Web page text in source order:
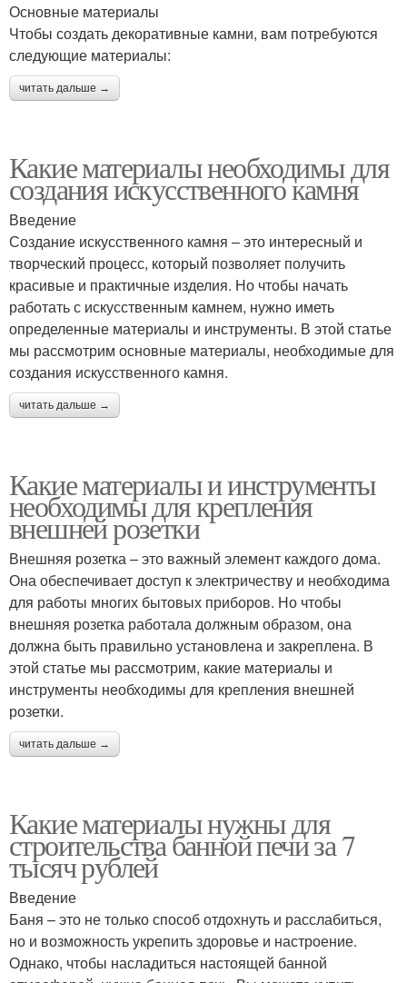
Основные материалы
Чтобы создать декоративные камни, вам потребуются
следующие материалы:
читать дальше →
Какие материалы необходимы для
создания искусственного камня
Введение
Создание искусственного камня – это интересный и
творческий процесс, который позволяет получить
красивые и практичные изделия. Но чтобы начать
работать с искусственным камнем, нужно иметь
определенные материалы и инструменты. В этой статье
мы рассмотрим основные материалы, необходимые для
создания искусственного камня.
читать дальше →
Какие материалы и инструменты
необходимы для крепления
внешней розетки
Внешняя розетка – это важный элемент каждого дома.
Она обеспечивает доступ к электричеству и необходима
для работы многих бытовых приборов. Но чтобы
внешняя розетка работала должным образом, она
должна быть правильно установлена и закреплена. В
этой статье мы рассмотрим, какие материалы и
инструменты необходимы для крепления внешней
розетки.
читать дальше →
Какие материалы нужны для
строительства банной печи за 7
тысяч рублей
Введение
Баня – это не только способ отдохнуть и расслабиться,
но и возможность укрепить здоровье и настроение.
Однако, чтобы насладиться настоящей банной